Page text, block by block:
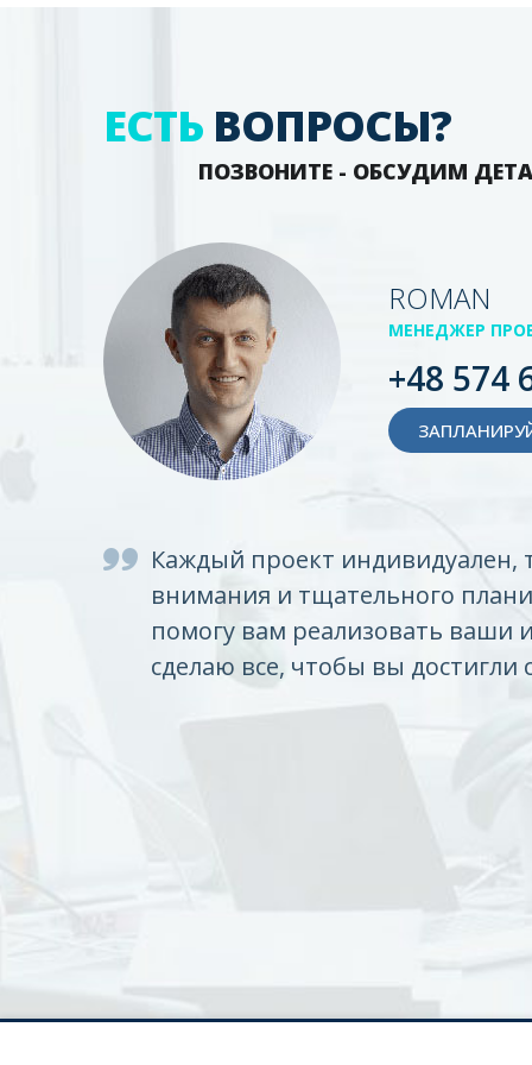
ЕСТЬ ВОПРОСЫ?
ПОЗВОНИТЕ - ОБСУДИМ
ROMAN
МЕНЕДЖЕР
+48 574
Каждый проект индивидуален,
внимания и тщательного
помогу вам реализовать ваши
сделаю все, чтобы вы достигли